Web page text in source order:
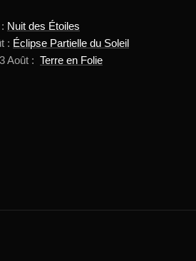
Nuit des Étoiles
: Éclipse Partielle du Soleil
Août : Terre en Folie